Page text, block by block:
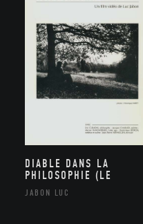
DIABLE DANS LA
PHILOSOPHIE (LE
JABON LUC